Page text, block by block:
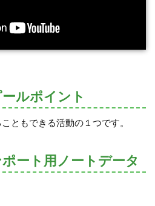
ルポイント
ともできる活動の１つです。
ート用ノートデータ